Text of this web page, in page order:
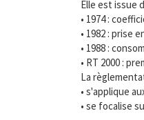
Elle est issue
• 1974 :
• 1982 : prise
• 1988 :
• RT 2000 :
La
• s'applique
• se focalise